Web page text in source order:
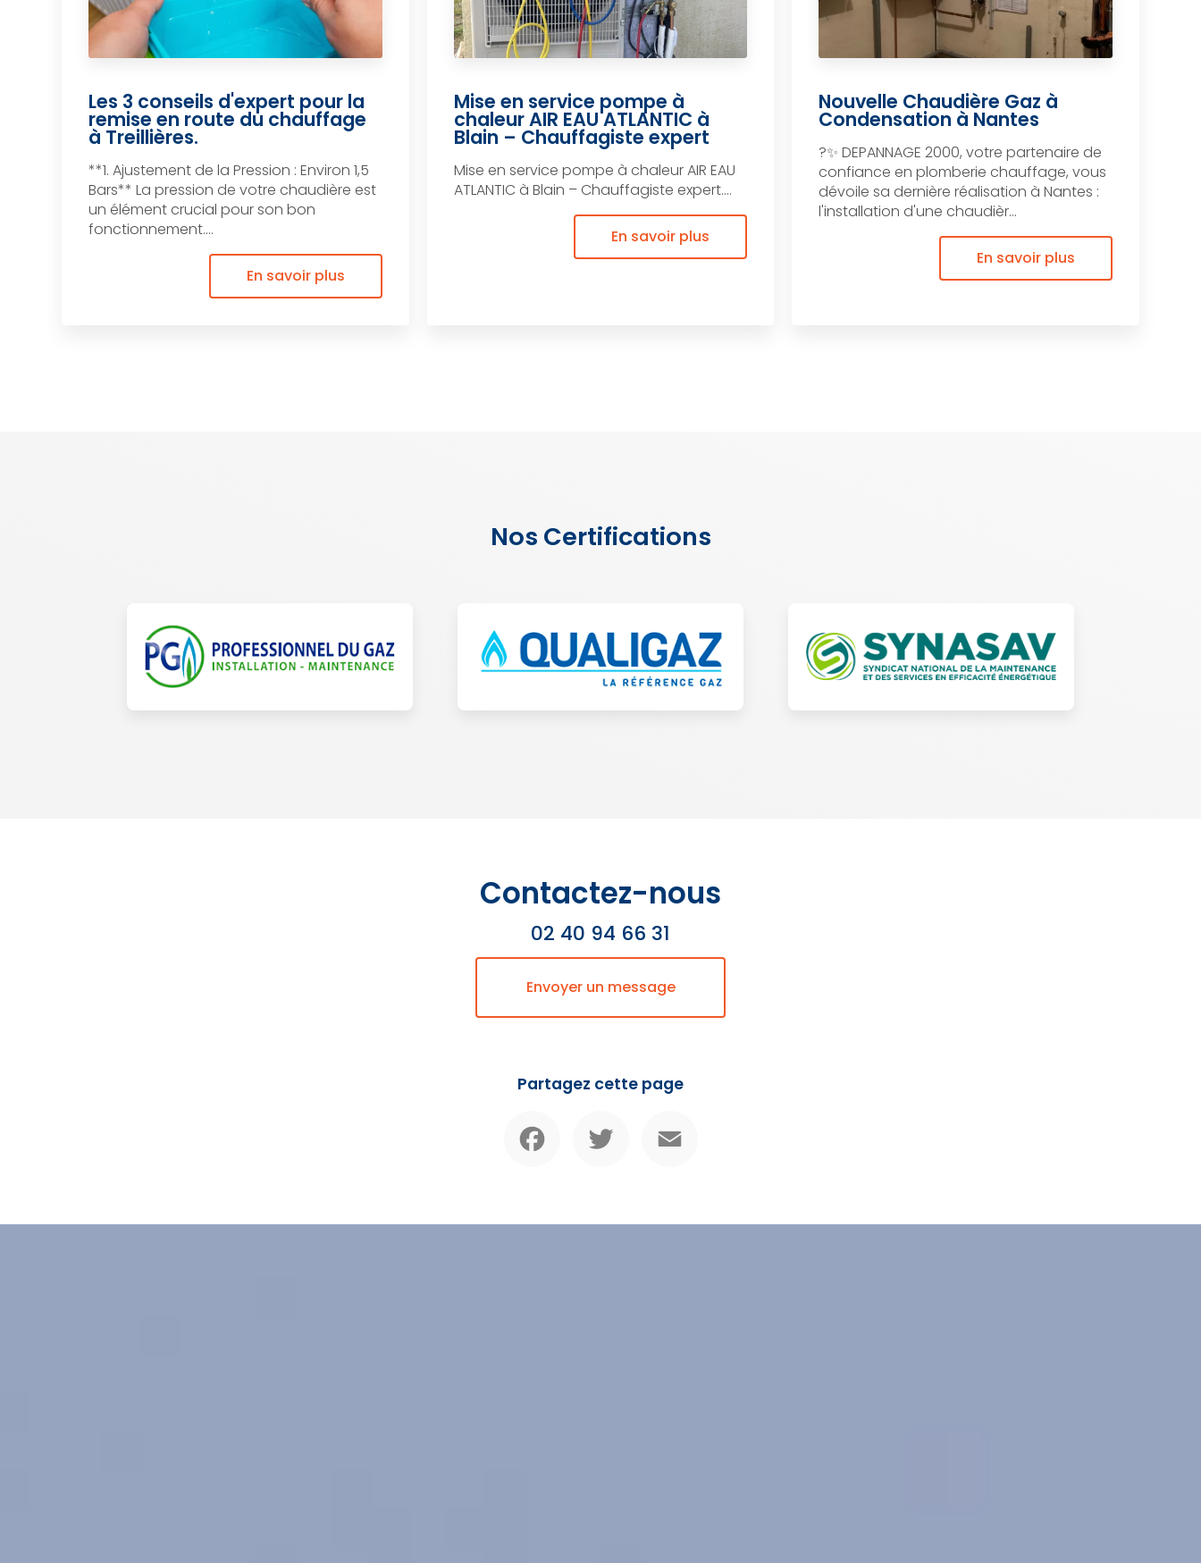
Les 3 conseils d'expert pour la
remise en route du chauffage
à Treillières.
**1. Ajustement de la Pression : Environ 1,5
Bars** La pression de votre chaudière est
un élément crucial pour son bon
fonctionnement....
En savoir plus
Mise en service pompe à
chaleur AIR EAU ATLANTIC à
Blain – Chauffagiste expert
Mise en service pompe à chaleur AIR EAU
ATLANTIC à Blain – Chauffagiste expert....
En savoir plus
Nouvelle Chaudière Gaz à
Condensation à Nantes
?✨ DEPANNAGE 2000, votre partenaire de
confiance en plomberie chauffage, vous
dévoile sa dernière réalisation à Nantes :
l'installation d'une chaudièr...
En savoir plus
Nos Certifications
Contactez-nous
02 40 94 66 31
Envoyer un message
Partagez cette page